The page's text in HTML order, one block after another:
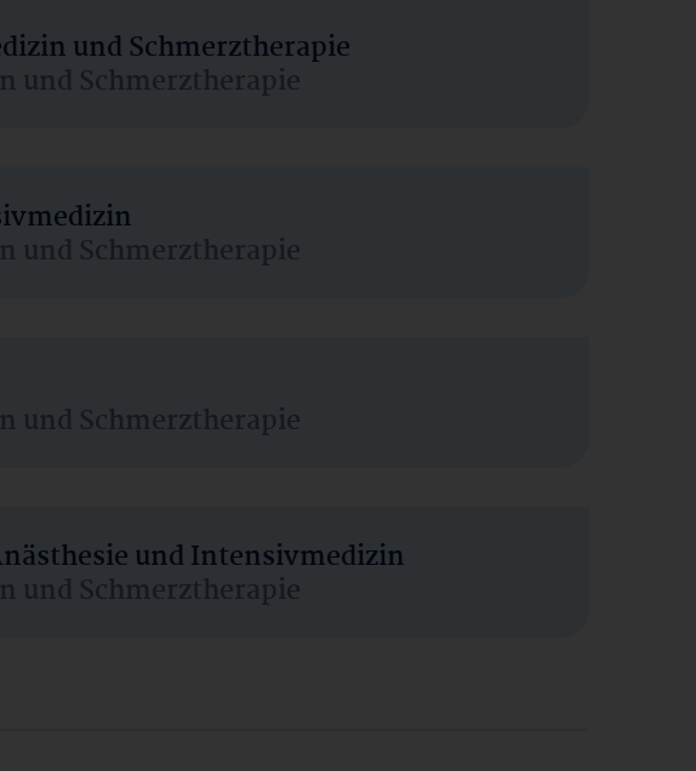
und Schmerztherapie
Schmerztherapie
Schmerztherapie
Schmerztherapie
und Intensivmedizin
Schmerztherapie